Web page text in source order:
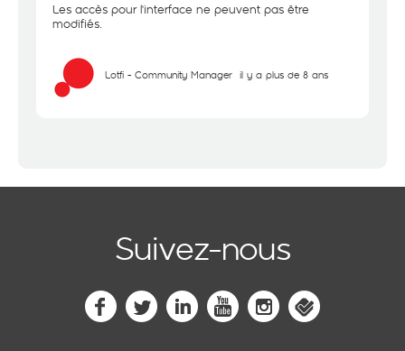
Les accès pour l'interface ne peuvent pas être
modifiés.
Lotfi - Community Manager il y a plus de 8 ans
Suivez-nous